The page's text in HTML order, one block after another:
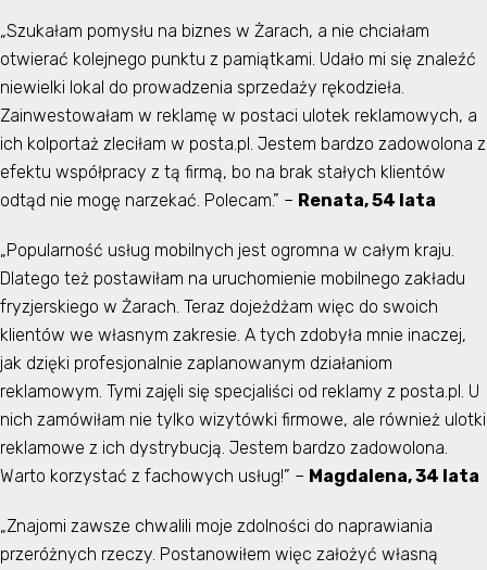
„Szukałam pomysłu na biznes w Żarach, a nie chciałam
otwierać kolejnego punktu z pamiątkami. Udało mi się znaleźć
niewielki lokal do prowadzenia sprzedaży rękodzieła.
Zainwestowałam w reklamę w postaci ulotek reklamowych, a
ich kolportaż zleciłam w posta.pl. Jestem bardzo zadowolona z
efektu współpracy z tą firmą, bo na brak stałych klientów
odtąd nie mogę narzekać. Polecam.” – Renata, 54 lata
„Popularność usług mobilnych jest ogromna w całym kraju.
Dlatego też postawiłam na uruchomienie mobilnego zakładu
fryzjerskiego w Żarach. Teraz dojeżdżam więc do swoich
klientów we własnym zakresie. A tych zdobyła mnie inaczej,
jak dzięki profesjonalnie zaplanowanym działaniom
reklamowym. Tymi zajęli się specjaliści od reklamy z posta.pl. U
nich zamówiłam nie tylko wizytówki firmowe, ale również ulotki
reklamowe z ich dystrybucją. Jestem bardzo zadowolona.
Warto korzystać z fachowych usług!” – Magdalena, 34 lata
„Znajomi zawsze chwalili moje zdolności do naprawiania
przeróżnych rzeczy. Postanowiłem więc założyć własną